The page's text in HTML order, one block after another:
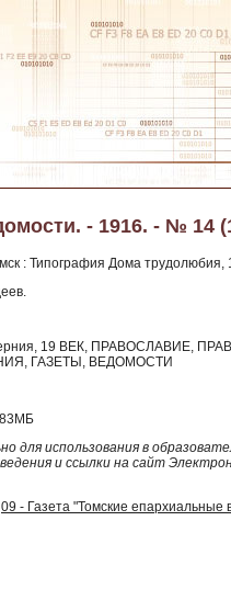
- 1916. - № 14
: Типография Дома трудолюбия,
губерния, 19 ВЕК,
ГАЗЕТЫ, ВЕДОМОСТИ
для использования в
и ссылки на сайт
09 - Газета "Томские епархиальные